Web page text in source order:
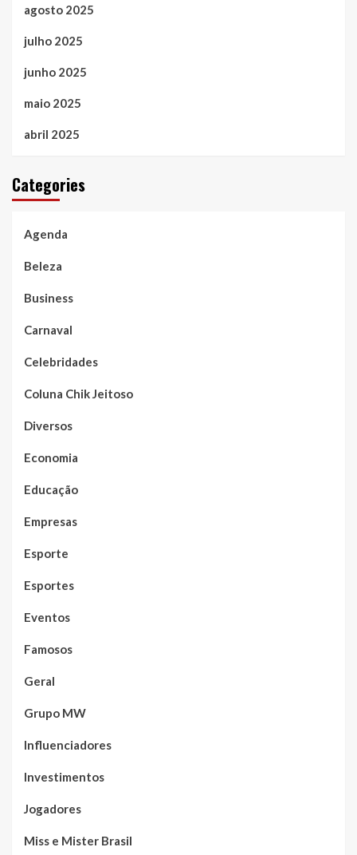
agosto 2025
julho 2025
junho 2025
maio 2025
abril 2025
Categories
Agenda
Beleza
Business
Carnaval
Celebridades
Coluna Chik Jeitoso
Diversos
Economia
Educação
Empresas
Esporte
Esportes
Eventos
Famosos
Geral
Grupo MW
Influenciadores
Investimentos
Jogadores
Miss e Mister Brasil